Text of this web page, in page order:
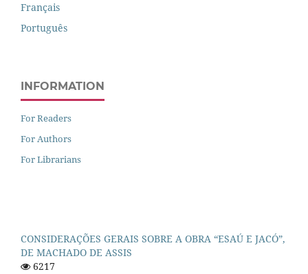
Français
Português
INFORMATION
For Readers
For Authors
For Librarians
CONSIDERAÇÕES GERAIS SOBRE A OBRA “ESAÚ E JACÓ”,
DE MACHADO DE ASSIS
6217